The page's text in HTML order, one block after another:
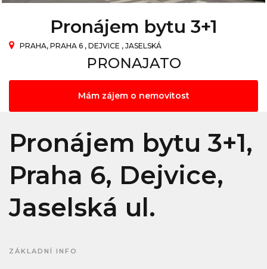
Pronájem bytu 3+1
PRAHA, PRAHA 6 , DEJVICE , JASELSKÁ
PRONAJATO
Mám zájem o nemovitost
Pronájem bytu 3+1,
Praha 6, Dejvice,
Jaselská ul.
ZÁKLADNÍ INFO